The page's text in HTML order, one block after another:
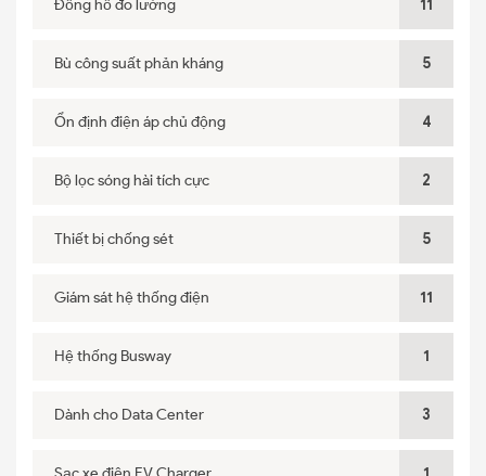
Đồng hồ đo lường 11
Bù công suất phản kháng 5
Ổn định điện áp chủ động 4
Bộ lọc sóng hài tích cực 2
Thiết bị chống sét 5
Giám sát hệ thống điện 11
Hệ thống Busway 1
Dành cho Data Center 3